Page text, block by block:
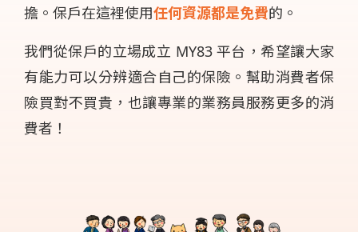
擔。保戶在這裡使用任何資源都是免費的。
我們從保戶的立場成立 MY83 平台，希望讓大家
有能力可以分辨適合自己的保險。幫助消費者保
險買對不買貴，也讓專業的業務員服務更多的消
費者！